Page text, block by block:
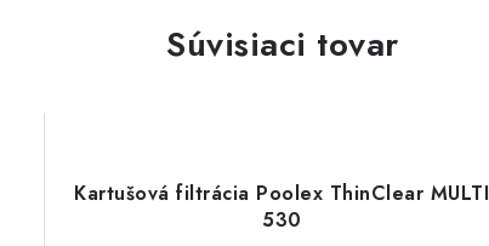
Súvisiaci tovar
Kartušová filtrácia Poolex ThinClear MULTI
530